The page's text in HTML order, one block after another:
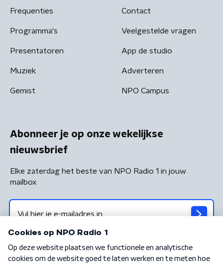
Frequenties
Programma's
Presentatoren
Muziek
Gemist
Contact
Veelgestelde vragen
App de studio
Adverteren
NPO Campus
Abonneer je op onze wekelijkse
nieuwsbrief
Elke zaterdag het beste van NPO Radio 1 in jouw
mailbox